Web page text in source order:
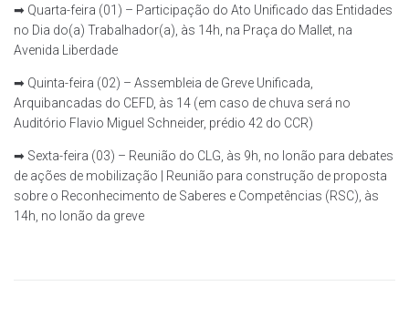
➡ Quarta-feira (01) – Participação do Ato Unificado das Entidades
no Dia do(a) Trabalhador(a), às 14h, na Praça do Mallet, na
Avenida Liberdade
➡ Quinta-feira (02) – Assembleia de Greve Unificada,
Arquibancadas do CEFD, às 14 (em caso de chuva será no
Auditório Flavio Miguel Schneider, prédio 42 do CCR)
➡ Sexta-feira (03) – Reunião do CLG, às 9h, no lonão para debates
de ações de mobilização | Reunião para construção de proposta
sobre o Reconhecimento de Saberes e Competências (RSC), às
14h, no lonão da greve